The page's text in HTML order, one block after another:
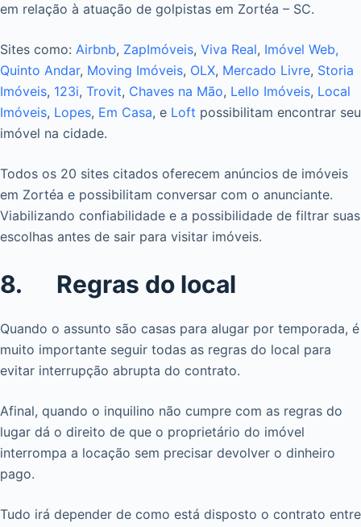
em relação à atuação de golpistas em Zortéa – SC.
Sites como: Airbnb, ZapImóveis, Viva Real, Imóvel Web,
Quinto Andar, Moving Imóveis, OLX, Mercado Livre, Storia
Imóveis, 123i, Trovit, Chaves na Mão, Lello Imóveis, Local
Imóveis, Lopes, Em Casa, e Loft possibilitam encontrar seu
imóvel na cidade.
Todos os 20 sites citados oferecem anúncios de imóveis
em Zortéa e possibilitam conversar com o anunciante.
Viabilizando confiabilidade e a possibilidade de filtrar suas
escolhas antes de sair para visitar imóveis.
8. Regras do local
Quando o assunto são casas para alugar por temporada, é
muito importante seguir todas as regras do local para
evitar interrupção abrupta do contrato.
Afinal, quando o inquilino não cumpre com as regras do
lugar dá o direito de que o proprietário do imóvel
interrompa a locação sem precisar devolver o dinheiro
pago.
Tudo irá depender de como está disposto o contrato entre